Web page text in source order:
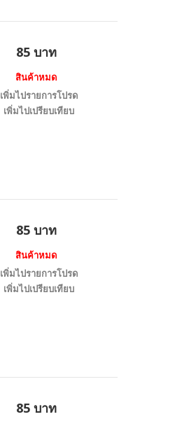
85 บาท
สินค้าหมด
เพิ่มไปรายการโปรด
เพิ่มไปเปรียบเทียบ
85 บาท
สินค้าหมด
เพิ่มไปรายการโปรด
เพิ่มไปเปรียบเทียบ
85 บาท